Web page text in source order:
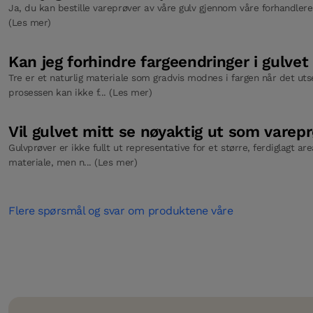
Ja, du kan bestille vareprøver av våre gulv gjennom våre
(Les mer)
Kan jeg forhindre fargeendringer i
Tre er et naturlig materiale som gradvis modnes i fargen når det
prosessen kan ikke f... (Les mer)
Vil gulvet mitt se nøyaktig ut som
Gulvprøver er ikke fullt ut representative for et større, ferdiglagt
materiale, men n... (Les mer)
Flere spørsmål og svar om produktene våre